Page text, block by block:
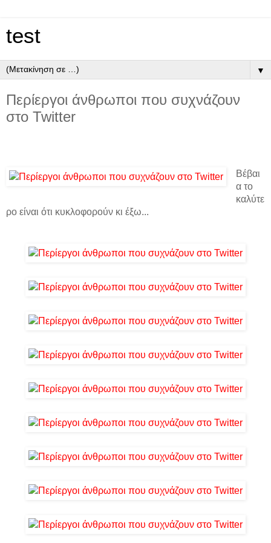
test
▼
Περίεργοι άνθρωποι που συχνάζουν
στο Twitter
Βέβαι
α το
καλύτε
ρο είναι ότι κυκλοφορούν κι έξω...